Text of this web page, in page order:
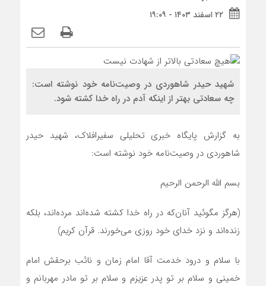
۲۲ اسفند ۱۴۰۳ - ۱۹:۰۹
شهيد حيدر شاهوردی در وصیت‌نامه خود نوشته است:
چه سعادتی بهتر از اينكه آدم در راه خدا كشته شود.
به گزارش پایگاه خبری تحلیلی سفیرافلاک، شهید حیدر
شاهوردی در وصیت‌نامه خود نوشته است:
بسم الله الرحمن الرحیم
(هرگز مگوئید آنان‌که در راه خدا کشته شده‌اند مرده‌اند، بلکه
زنده‌اند و نزد خدای خود روزی می‌خورند. قرآن کریم)
با سلام و درود خدمت آقا امام زمان و نائب برحقش امام
خمینی و سلام بر تو پدر عزیزم و سلام بر تو مادر مهربانم و